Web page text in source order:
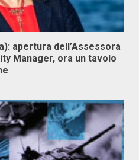
apertura dell’Assessora
Manager, ora un tavolo